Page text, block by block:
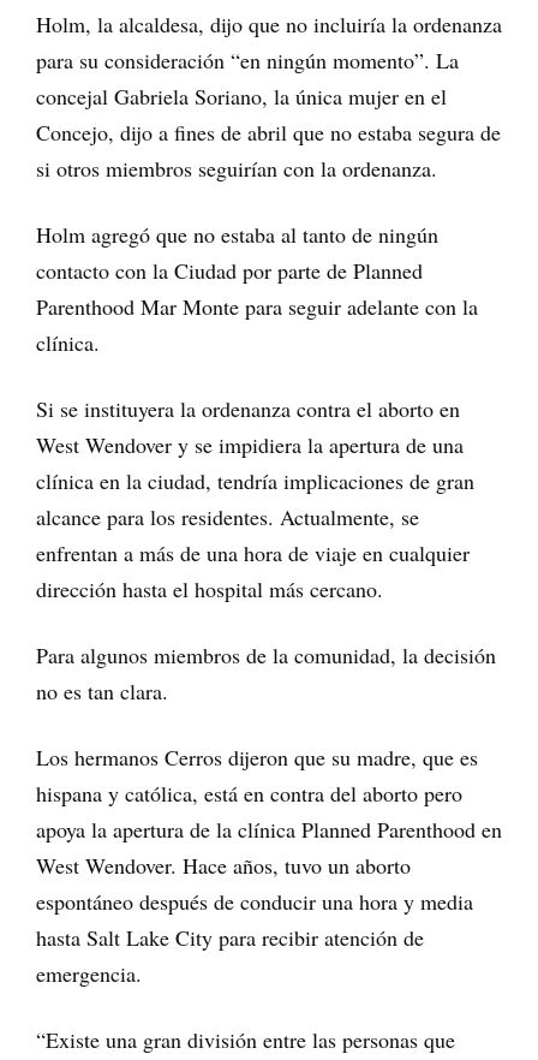
Holm, la alcaldesa, dijo que no incluiría la ordenanza
para su consideración “en ningún momento”. La
concejal Gabriela Soriano, la única mujer en el
Concejo, dijo a fines de abril que no estaba segura de
si otros miembros seguirían con la ordenanza.
Holm agregó que no estaba al tanto de ningún
contacto con la Ciudad por parte de Planned
Parenthood Mar Monte para seguir adelante con la
clínica.
Si se instituyera la ordenanza contra el aborto en
West Wendover y se impidiera la apertura de una
clínica en la ciudad, tendría implicaciones de gran
alcance para los residentes. Actualmente, se
enfrentan a más de una hora de viaje en cualquier
dirección hasta el hospital más cercano.
Para algunos miembros de la comunidad, la decisión
no es tan clara.
Los hermanos Cerros dijeron que su madre, que es
hispana y católica, está en contra del aborto pero
apoya la apertura de la clínica Planned Parenthood en
West Wendover. Hace años, tuvo un aborto
espontáneo después de conducir una hora y media
hasta Salt Lake City para recibir atención de
emergencia.
“Existe una gran división entre las personas que